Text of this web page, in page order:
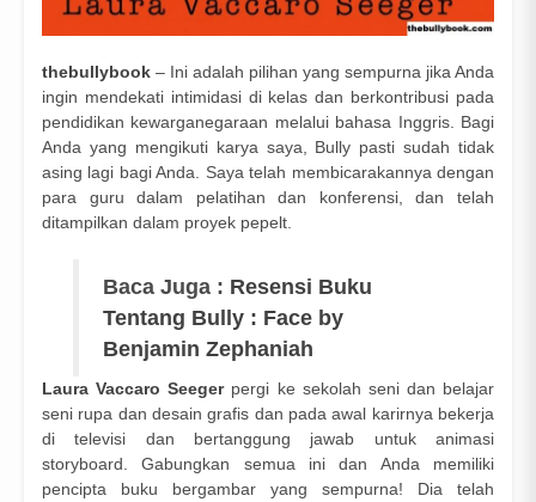
thebullybook – Ini adalah pilihan yang sempurna jika Anda
ingin mendekati intimidasi di kelas dan berkontribusi pada
pendidikan kewarganegaraan melalui bahasa Inggris. Bagi
Anda yang mengikuti karya saya, Bully pasti sudah tidak
asing lagi bagi Anda. Saya telah membicarakannya dengan
para guru dalam pelatihan dan konferensi, dan telah
ditampilkan dalam proyek pepelt.
Baca Juga : Resensi Buku
Tentang Bully : Face by
Benjamin Zephaniah
Laura Vaccaro Seegerpergi ke sekolah seni dan belajar
seni rupa dan desain grafis dan pada awal karirnya bekerja
di televisi dan bertanggung jawab untuk animasi
storyboard. Gabungkan semua ini dan Anda memiliki
pencipta buku bergambar yang sempurna! Dia telah